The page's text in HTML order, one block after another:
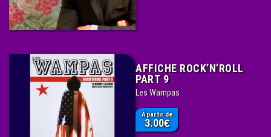
AFFICHE ROCK’N’ROLL
PART 9
Les Wampas
À partir de
3.00€